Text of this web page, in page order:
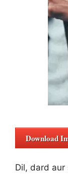
Download
Dil, dard aur